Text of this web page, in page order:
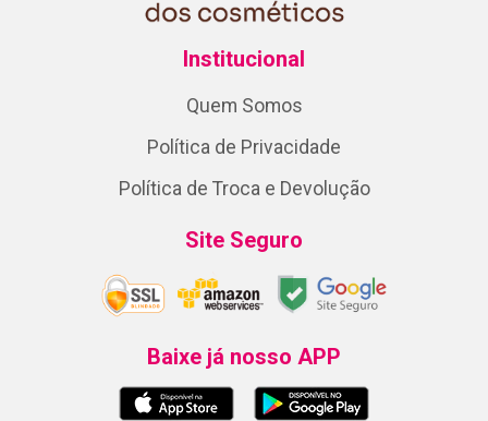
Institucional
Quem Somos
Política de Privacidade
Política de Troca e Devolução
Site Seguro
Baixe já nosso APP